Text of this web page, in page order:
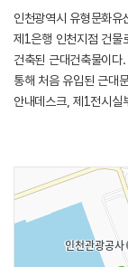
인천광역시 유형문화
제1은행 인천지점 건물
건축된 근대건축물이
통해 처음 유입된 근대
안내데스크, 제1전시실
(출처 : 인천광역시 문화